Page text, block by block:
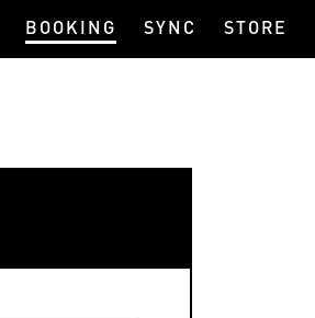
BOOKING SYNC STORE